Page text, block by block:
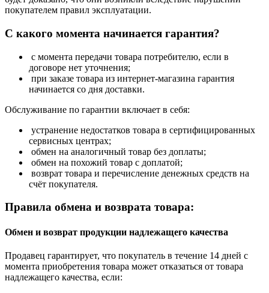
покупателем правил эксплуатации.
С какого момента начинается гарантия?
с момента передачи товара потребителю, если в
договоре нет уточнения;
при заказе товара из интернет-магазина гарантия
начинается со дня доставки.
Обслуживание по гарантии включает в себя:
устранение недостатков товара в сертифицированных
сервисных центрах;
обмен на аналогичный товар без доплаты;
обмен на похожий товар с доплатой;
возврат товара и перечисление денежных средств на
счёт покупателя.
Правила обмена и возврата товара:
Обмен и возврат продукции надлежащего качества
Продавец гарантирует, что покупатель в течение 14 дней с
момента приобретения товара может отказаться от товара
надлежащего качества, если: